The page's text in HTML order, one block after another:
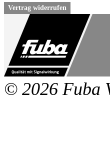
Vertrag widerrufen
© 2026 Fuba